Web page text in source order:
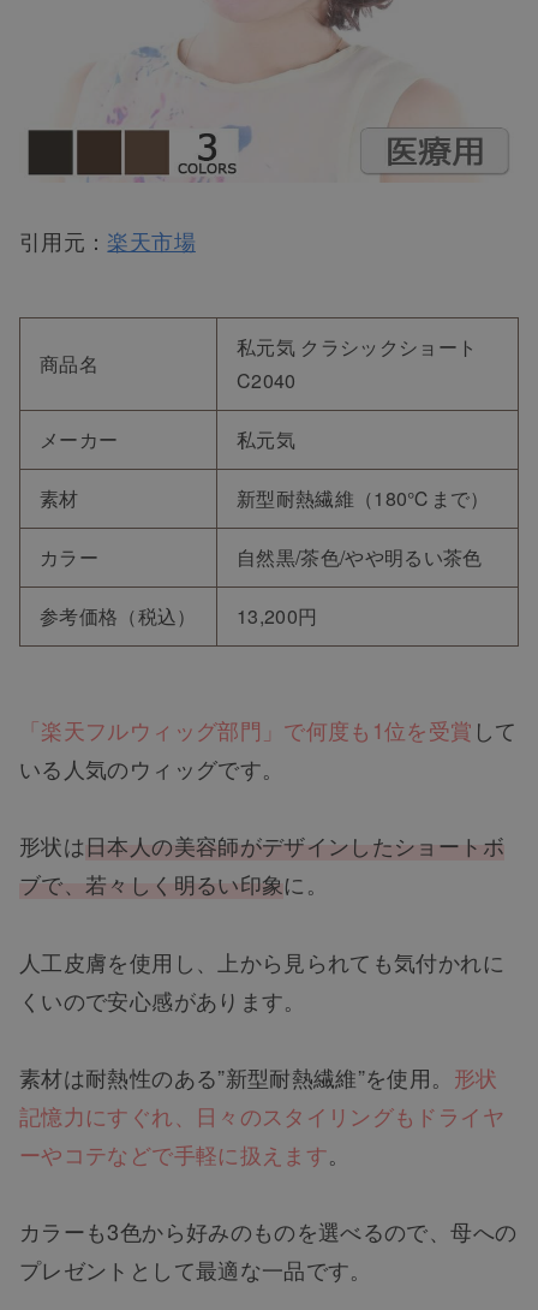
引用元： 楽天市場
商品名
私元気 クラシックショート
C2040
メーカー 私元気
素材 新型耐熱繊維（180℃まで）
カラー 自然黒/茶色/やや明るい茶色
参考価格（税込） 13,200円
「楽天フルウィッグ部門」で何度も1位を受賞 して
いる人気のウィッグです。
形状は日本人の美容師がデザインしたショートボ
ブで、若々しく明るい印象に。
人工皮膚を使用し、上から見られても気付かれに
くいので安心感があります。
素材は耐熱性のある”新型耐熱繊維”を使用。 形状
記憶力にすぐれ、日々のスタイリングもドライヤ
ーやコテなどで手軽に扱えます。
カラーも3色から好みのものを選べるので、母への
プレゼントとして最適な一品です。